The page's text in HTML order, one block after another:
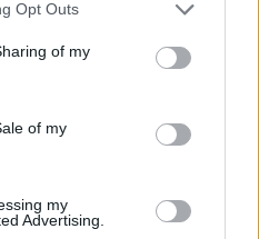
Opt Outs
of my
of my
my
Advertising.
Lietuva
naujakuriams, vardija
privalumus